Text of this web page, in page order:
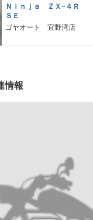
Ｎｉｎｊａ ＺＸ−４Ｒ
ＳＥ
ゴヤオート 宜野湾店
情報